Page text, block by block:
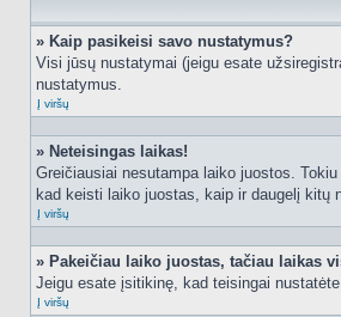
» Kaip pasikeisi savo nustatymus?
Visi jūsų nustatymai (jeigu esate
nustatymus.
Į viršų
» Neteisingas laikas!
Greičiausiai nesutampa laiko juostos.
kad keisti laiko juostas, kaip ir daugelį kitų
Į viršų
» Pakeičiau laiko juostas, tačiau laikas
Jeigu esate įsitikinę, kad teisingai
Į viršų